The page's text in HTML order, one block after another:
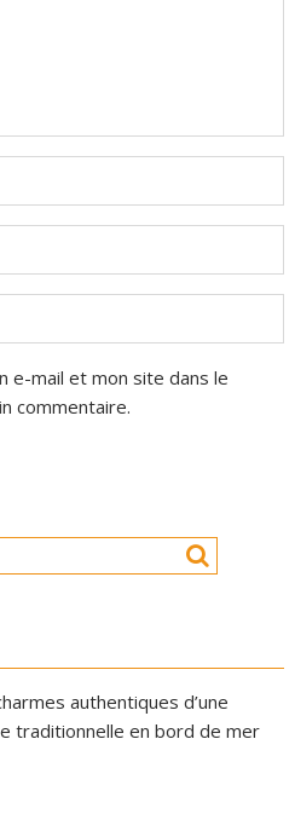
e-mail et mon site dans le
commentaire.
authentiques d’une
traditionnelle en bord de mer